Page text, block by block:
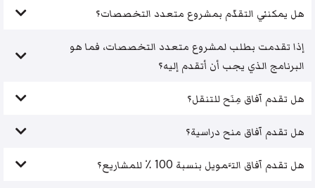
هل يمكنني التقدّم بمشروع متعدد التخصصات؟
إذا تقدمت بطلب لمشروع متعدد التخصصات، فما هو
البرنامج الذي يجب أن أتقدم إليه؟
هل تقدم آفاق مِنَح للتنقل؟
هل تقدم آفاق منح دراسية؟
هل تقدم آفاق التَّمويل بنسبة 100 ٪ للمشاريع؟